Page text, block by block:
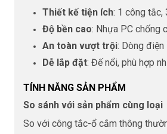
Thiết kế tiện ích: 1 công tắc,
Độ bền cao: Nhựa PC chống
An toàn vượt trội: Dòng điện
Dễ lắp đặt: Đế nổi, phù hợp
TÍNH NĂNG SẢN PHẨM
So sánh với sản phẩm cùng loại
So với công tắc-ổ cắm thông